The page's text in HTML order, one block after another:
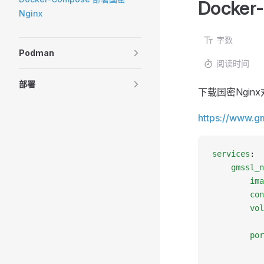
Nginx
Podman
部署
字数
阅读时间
下载国密Nginx
https://
services :